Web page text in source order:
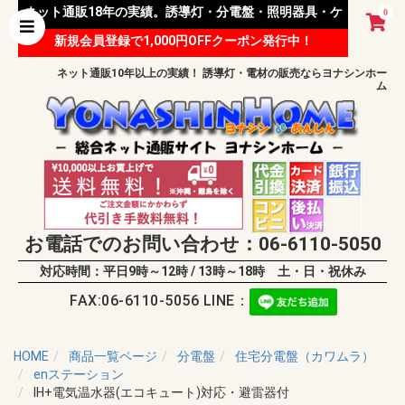
0
ネット通販18年の実績。誘導灯・分電盤・照明器具・ケ
ーブル等 様々な資材を取り扱っています。
新規会員登録で1,000円OFFクーポン発行中！
ネット通販10年以上の実績！ 誘導灯・電材の販売ならヨナシンホー
ム
お電話でのお問い合わせ：06-6110-5050
対応時間：平日9時～12時 / 13時～18時 土・日・祝休み
FAX:06-6110-5056 LINE：
HOME 商品一覧ページ 分電盤
住宅分電盤（カワムラ）
enステーション
IH+電気温水器(エコキュート)対応・避雷器付